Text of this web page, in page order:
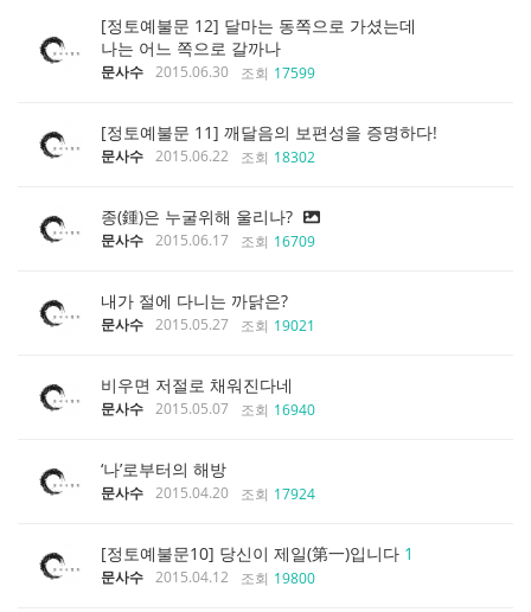
[정토예불문 12] 달마는 동쪽으로 가셨는데
나는 어느 쪽으로 갈까나
문사수 2015.06.30 조회 17599
[정토예불문 11] 깨달음의 보편성을 증명하다!
문사수 2015.06.22 조회 18302
종(鍾)은 누굴위해 울리나?
문사수 2015.06.17 조회 16709
내가 절에 다니는 까닭은?
문사수 2015.05.27 조회 19021
비우면 저절로 채워진다네
문사수 2015.05.07 조회 16940
‘나’로부터의 해방
문사수 2015.04.20 조회 17924
[정토예불문10] 당신이 제일(第一)입니다 1
문사수 2015.04.12 조회 19800